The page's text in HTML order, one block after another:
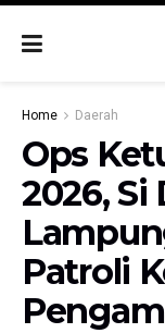
Home Daerah
Ops
2026, Si
Patroli